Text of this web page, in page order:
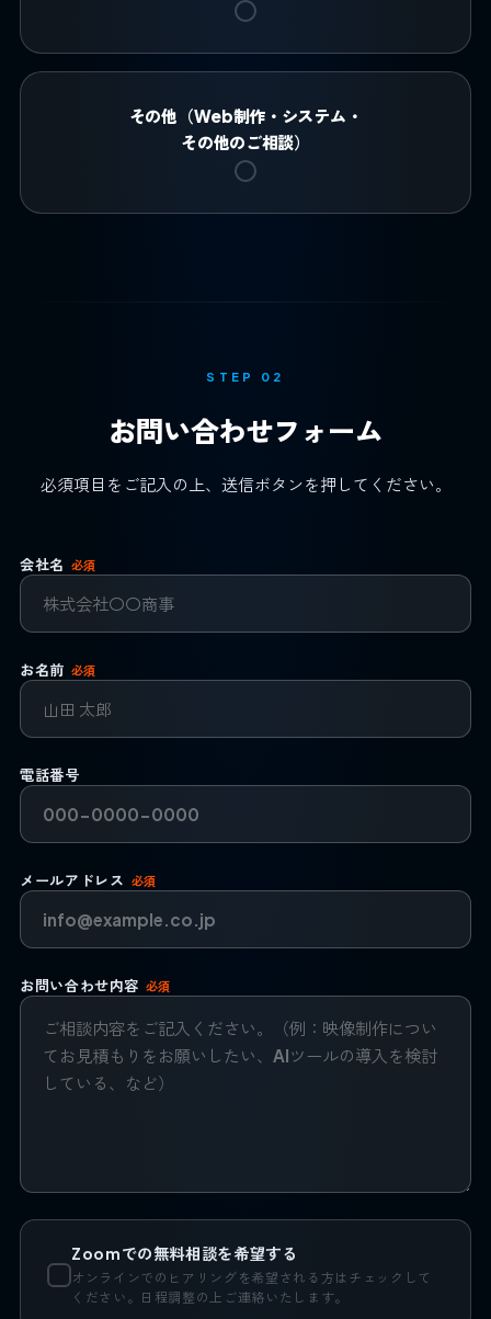
その他（Web制作・システム・
その他のご相談）
STEP 02
お問い合わせフォーム
必須項目をご記入の上、送信ボタンを押してください。
会社名 必須
お名前 必須
電話番号
メールアドレス 必須
お問い合わせ内容 必須
Zoomでの無料相談を希望する
オンラインでのヒアリングを希望される方はチェックして
ください。日程調整の上ご連絡いたします。